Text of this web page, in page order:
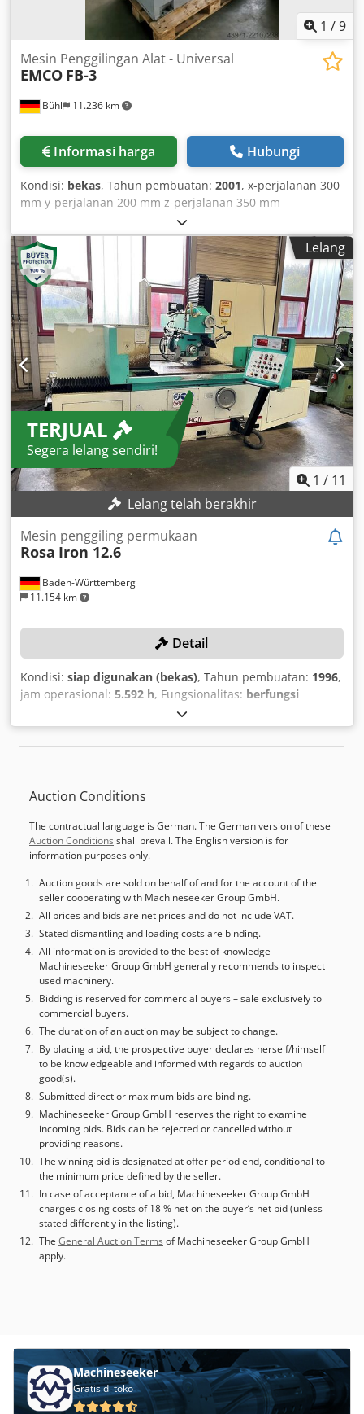
1 /9
Bühl 11.236 km
Mesin Penggilingan Alat - Universal
EMCO FB-3
Informasi harga Hubungi
Kondisi: bekas, Tahun pembuatan: 2001, x-perjalanan 300
mm y-perjalanan 200 mm z-perjalanan 350 mm
Permukaan penjepitan meja 600 x 200 mm Kepala spindel
SK 30 Kecepatan spindel 80 - 2200 rpm Feed sumbu X 50 -
550 mm/menit Feed sumbu Y 50 - 550 mm/menit
Perjalanan cepat 1500 mm/menit Stroke pinol 45 mm
Credozczdhepfx Al Sof Kepala vertikal dapat diputar +/- 90°
Kebutuhan daya total 1,4 kW Berat mesin sekitar 500 kg
Dimensi mesin P x L x T 1,50 x 1,20 x 1,60 m Aksesori: Layar
digital 3 sumbu HEIDENHAIN, meja tetap, kepala vertikal
yang dapat diayunkan dengan pinol yang dapat ditarik
keluar, bantalan lawan, arbor frais pendek dan panjang,
sistem pendingin
Lelang
TERJUAL
Segera lelang sendiri!
1 / 11
Lelang telah berakhir
Baden-Württemberg
11.154 km
Mesin penggiling permukaan
Rosa Iron 12.6
Detail
Kondisi: siap digunakan (bekas), Tahun pembuatan: 1996,
jam operasional: 5.592 h, Fungsionalitas: berfungsi
, DETAIL TEKNIS Panjang penggerindaan:
1.200 mm Lebar penggerindaan: 450 mm Ukuran maksimal
batu gerinda: 400 x 60 x 127 mm Jarak batu gerinda ke
5.800 kg Jam Operasional Credpfx Aox E U A Del Sof Jam
PERLENGKAPAN Pelat magnetik 1.200 x 500 mm Batu
gerinda Borazon (terpasang)
Auction Conditions
The contractual language is German. The German version of these
Auction Conditions shall prevail. The English version is for
information purposes only.
Auction goods are sold on behalf of and for the account of the
seller cooperating with Machineseeker Group GmbH.
All prices and bids are net prices and do not include VAT.
Stated dismantling and loading costs are binding.
All information is provided to the best of knowledge –
Machineseeker Group GmbH generally recommends to inspect
used machinery.
Bidding is reserved for commercial buyers – sale exclusively to
commercial buyers.
The duration of an auction may be subject to change.
By placing a bid, the prospective buyer declares herself/himself
to be knowledgeable and informed with regards to auction
good(s).
Submitted direct or maximum bids are binding.
Machineseeker Group GmbH reserves the right to examine
incoming bids. Bids can be rejected or cancelled without
providing reasons.
The winning bid is designated at offer period end, conditional to
the minimum price defined by the seller.
In case of acceptance of a bid, Machineseeker Group GmbH
charges closing costs of 18 % net on the buyer’s net bid (unless
stated differently in the listing).
The General Auction Terms of Machineseeker Group GmbH
apply.
Machineseeker
Gratis di toko